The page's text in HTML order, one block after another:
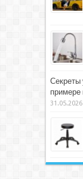
Секреты
примере
31.05.2026